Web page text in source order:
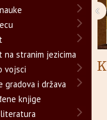
‹
na stranim jezicima
vojsci
gradova i država
knjige
literatura